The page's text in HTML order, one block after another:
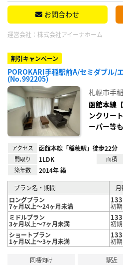
お問合わせ
運営会社： 株式会社アイーナホーム
割引キャンペーン
POROKARI手稲駅前A/セミダブル/
(No.992205)
札幌市手
函館本線
ンクリー
ーパー等
アクセス 函館本線「稲穂駅」徒歩22分
間取り 1LDK 面積
築年数 2014年 築
プラン名・期間
ロングプラン
7ヶ月以上～24ヶ月未満
初
ミドルプラン
3ヶ月以上～7ヶ月未満
初
ショートプラン
1ヶ月以上～3ヶ月未満 初
同棲向け 駅近